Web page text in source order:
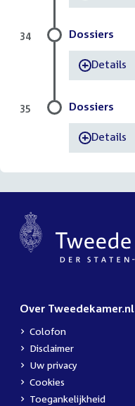
Dossiers
-Details
34
Dossiers
-Details
35
Over Tweedekamer.nl
Colofon
Disclaimer
Uw privacy
Cookies
Toegankelijkheid